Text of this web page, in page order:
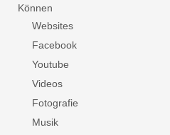
Können
Websites
Facebook
Youtube
Videos
Fotografie
Musik